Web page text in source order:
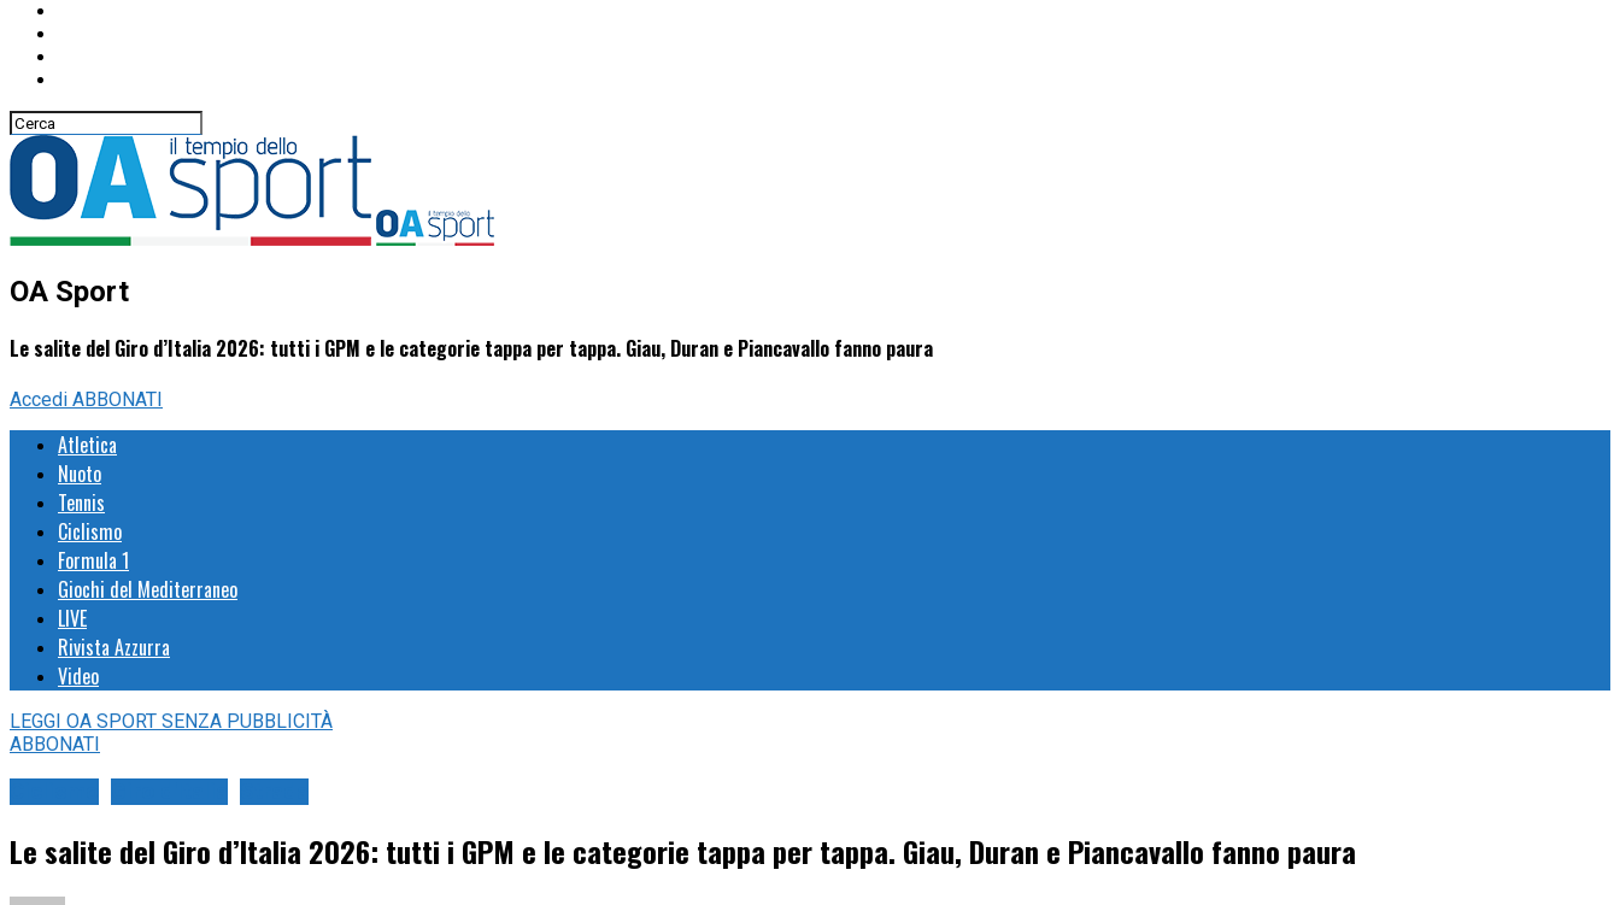
OA Sport
Le salite del Giro d’Italia 2026: tutti i GPM e le categorie tappa per tappa. Giau, Duran e Piancavallo fanno paura
Accedi ABBONATI
Atletica
Nuoto
Tennis
Ciclismo
Formula 1
Giochi del Mediterraneo
LIVE
Rivista Azzurra
Video
LEGGI OA SPORT SENZA PUBBLICITÀ
ABBONATI
Le salite del Giro d’Italia 2026: tutti i GPM e le categorie tappa per tappa. Giau, Duran e Piancavallo fanno paura